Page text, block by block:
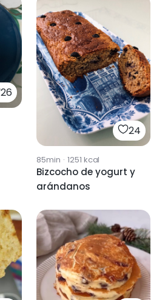
26
24
85min · 1251 kcal
Bizcocho de yogurt y
arándanos